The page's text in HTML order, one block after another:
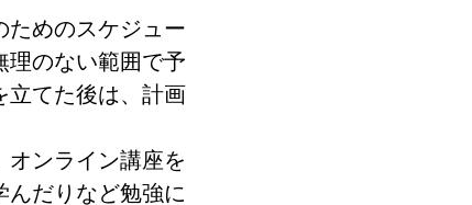
めのスケジュー
のない範囲で予
てた後は、計画
ンライン講座を
だりなど勉強に